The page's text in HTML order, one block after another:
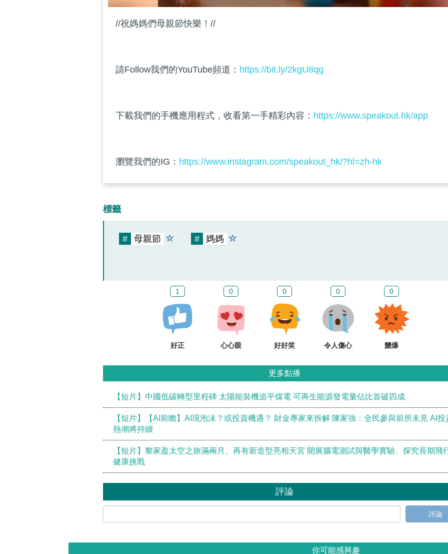
//祝媽媽們母親節快樂！//
請Follow我們的YouTube頻道： https://bit.ly/2kgU8qg
下載我們的手機應用程式，收看第一手精彩內容： https://www.speakout.hk/app
瀏覽我們的IG： https://www.instagram.com/speakout_hk/?hl=zh-hk
標籤
# 母親節 # 媽媽
1
好正
0
心心眼
0
好好笑
0
令人傷心
0
嬲爆
更多點播
【短片】中國低碳轉型里程碑 太陽能裝機追平煤電 可再生能源發電量佔比首破四成
【短片】【AI前瞻】AI現泡沫？或投資機遇？ 財金專家來拆解 陳家強：全民參與前所未見 AI投
熱潮將持續
【短片】黎家盈太空之旅滿兩月、再有新造型亮相天宮 開展腦電測試與醫學實驗、探究長期飛
健康挑戰
評論
評論
你可能感興趣